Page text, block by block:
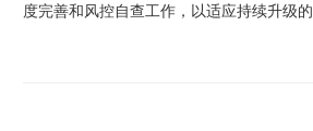
度完善和风控自查工作，以适应持续升级的